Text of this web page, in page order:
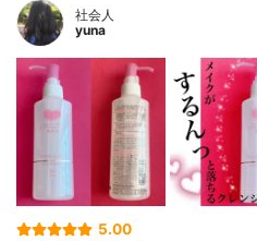
社会人
yuna
5.00